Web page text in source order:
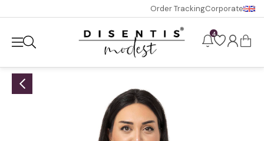
Order TrackingCorporate
4